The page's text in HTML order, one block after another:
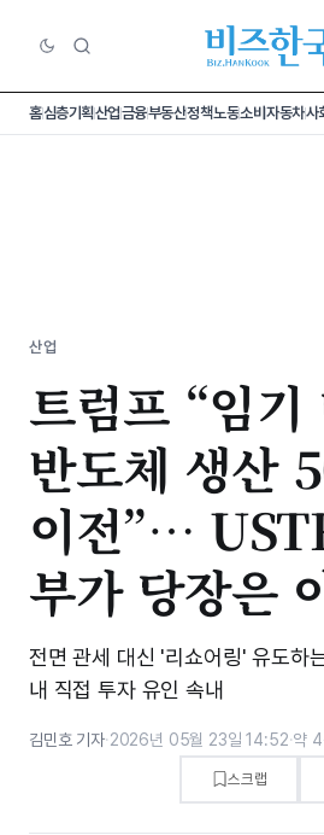
홈심층기획산업금융부동산정책노동소비 자동차사
산업
트럼프 “임기
반도체 생산
이전”…
부가 당장은
전면 관세 대신 '리쇼어링' 유도하
내 직접 투자 유인 속내
김민호 기자·2026년 05월 23일 14:52·약
스크랩